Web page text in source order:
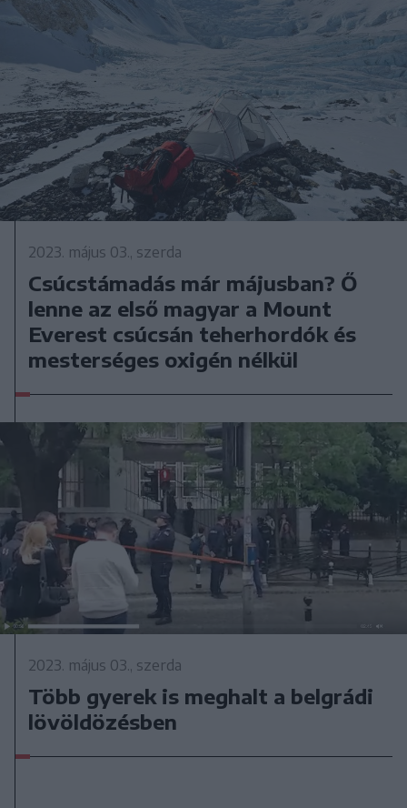
2023. május 03., szerda
Csúcstámadás már májusban? Ő
lenne az első magyar a Mount
Everest csúcsán teherhordók és
mesterséges oxigén nélkül
2023. május 03., szerda
Több gyerek is meghalt a belgrádi
lövöldözésben